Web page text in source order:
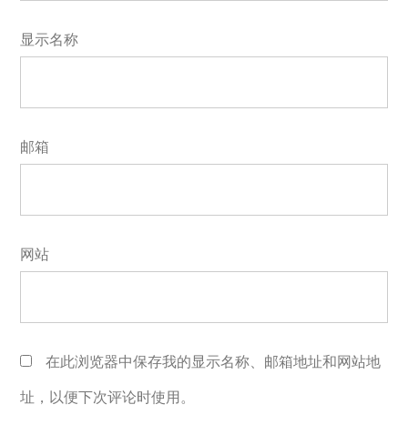
显示名称
邮箱
网站
在此浏览器中保存我的显示名称、邮箱地址和网站地
址，以便下次评论时使用。